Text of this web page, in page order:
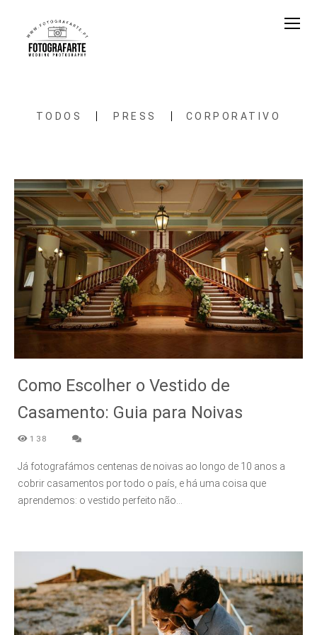
TODOS PRESS CORPORATIVO
Como Escolher o Vestido de
Casamento: Guia para Noivas
138
Já fotografámos centenas de noivas ao longo de 10 anos a
cobrir casamentos por todo o país, e há uma coisa que
aprendemos: o vestido perfeito não...